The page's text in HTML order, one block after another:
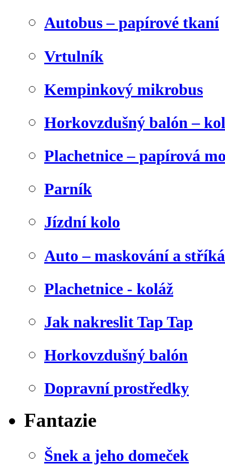
Autobus – papírové tkaní
Vrtulník
Kempinkový mikrobus
Horkovzdušný balón –
Plachetnice – papírová
Parník
Jízdní kolo
Auto – maskování a
Plachetnice - koláž
Jak nakreslit Tap Tap
Horkovzdušný balón
Dopravní prostředky
Fantazie
Šnek a jeho domeček